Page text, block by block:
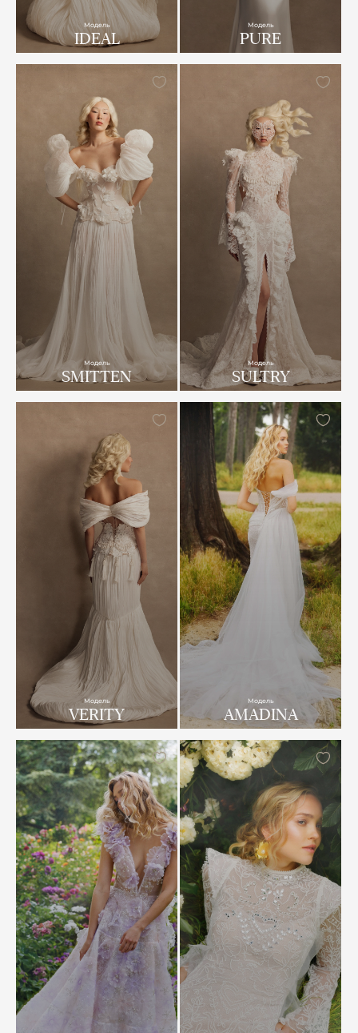
Модель
IDEAL
Модель
PURE
Модель
SMITTEN
Модель
SULTRY
Модель
VERITY
Модель
AMADINA